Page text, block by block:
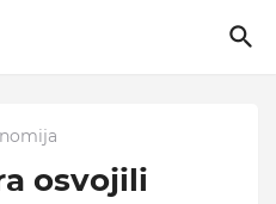
osvojili